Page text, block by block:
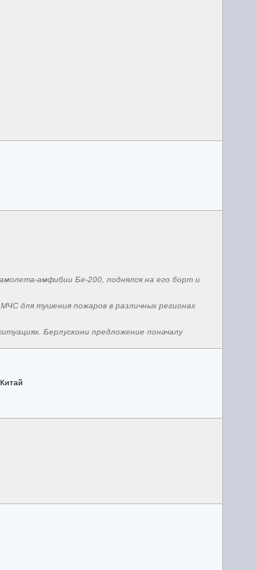
амфибии Бе-200, поднялся на его борт и
для тушения пожаров в различных регионах
Берлускони предложение поначалу